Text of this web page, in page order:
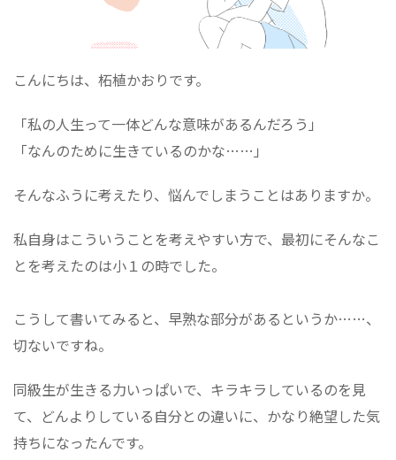
こんにちは、柘植かおりです。
「私の人生って一体どんな意味があるんだろう」
「なんのために生きているのかな……」
そんなふうに考えたり、悩んでしまうことはありますか。
私自身はこういうことを考えやすい方で、最初にそんなこ
とを考えたのは小１の時でした。
こうして書いてみると、早熟な部分があるというか……、
切ないですね。
同級生が生きる力いっぱいで、キラキラしているのを見
て、どんよりしている自分との違いに、かなり絶望した気
持ちになったんです。